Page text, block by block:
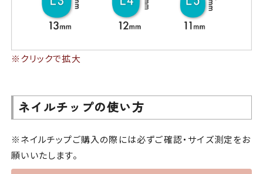
※クリックで拡大
ネイルチップの使い方
※ネイルチップご購入の際には必ずご確認・サイズ測定をお
願いいたします。